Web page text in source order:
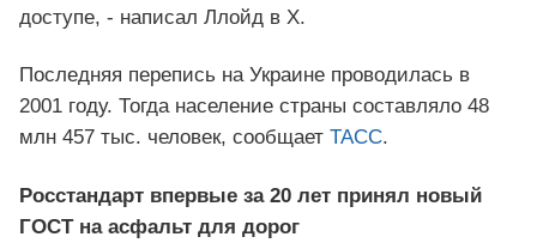
доступе, - написал Ллойд в X.
Последняя перепись на Украине проводилась в
2001 году. Тогда население страны составляло 48
млн 457 тыс. человек, сообщает ТАСС.
Росстандарт впервые за 20 лет принял новый
ГОСТ на асфальт для дорог